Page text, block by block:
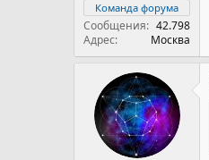
Команда форума
Сообщения
42.798
Адрес
Москва